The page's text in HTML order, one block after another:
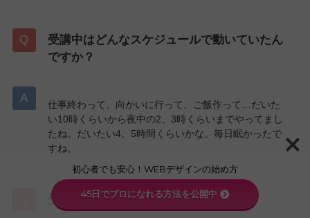
受講中はどんなスケジュールで動いていたん
ですか？
仕事終わって、向かいに行って、ご飯作って…だいた
い10時くらいから夜中の2、3時くらいまでやってまし
たね。だいたい4、5時間くらいかな。毎日眠かったで
すね。
受講中大変なことはありましたか？
初心者でも安心！WEBデザインの始め方
45日でプロになれる方法を公開中